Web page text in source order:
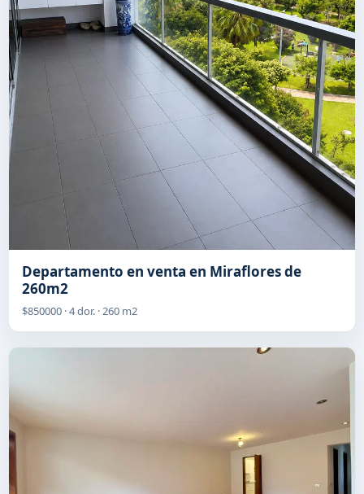
Departamento en venta en Miraflores de
260m2
$850000 · 4 dor. · 260 m2